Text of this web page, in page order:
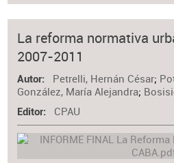
La reforma normativa
2007-2011
Autor Petrelli, Hernán César;
González, María Alejandra;
Editor CPAU